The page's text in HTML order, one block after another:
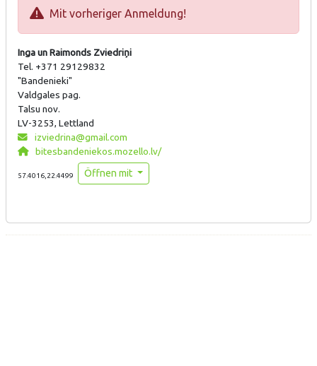
Mit vorheriger Anmeldung!
Inga un Raimonds Zviedriņi
Tel. +371 29129832
"Bandenieki"
Valdgales pag.
Talsu nov.
LV-3253, Lettland
izviedrina@gmail.com
bitesbandeniekos.mozello.lv/
57.4016,22.4499 Öffnen mit